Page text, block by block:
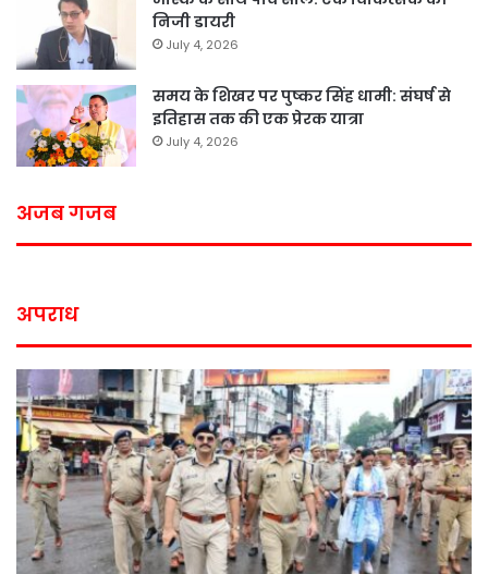
निजी डायरी
July 4, 2026
समय के शिखर पर पुष्कर सिंह धामी: संघर्ष से
इतिहास तक की एक प्रेरक यात्रा
July 4, 2026
अजब गजब
अपराध